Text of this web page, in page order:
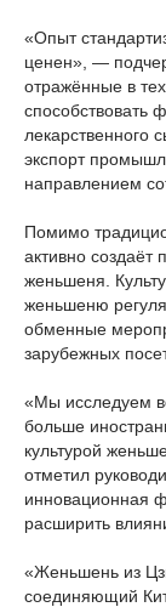
«Опыт
ценен», —
отражённые в
способствовать
лекарственного
экспорт
направлением
Помимо
активно создаёт
женьшеня.
женьшеню
обменные
зарубежных
«Мы исследуем
больше
культурой
отметил
инновационная
расширить
«Женьшень из
соединяющий